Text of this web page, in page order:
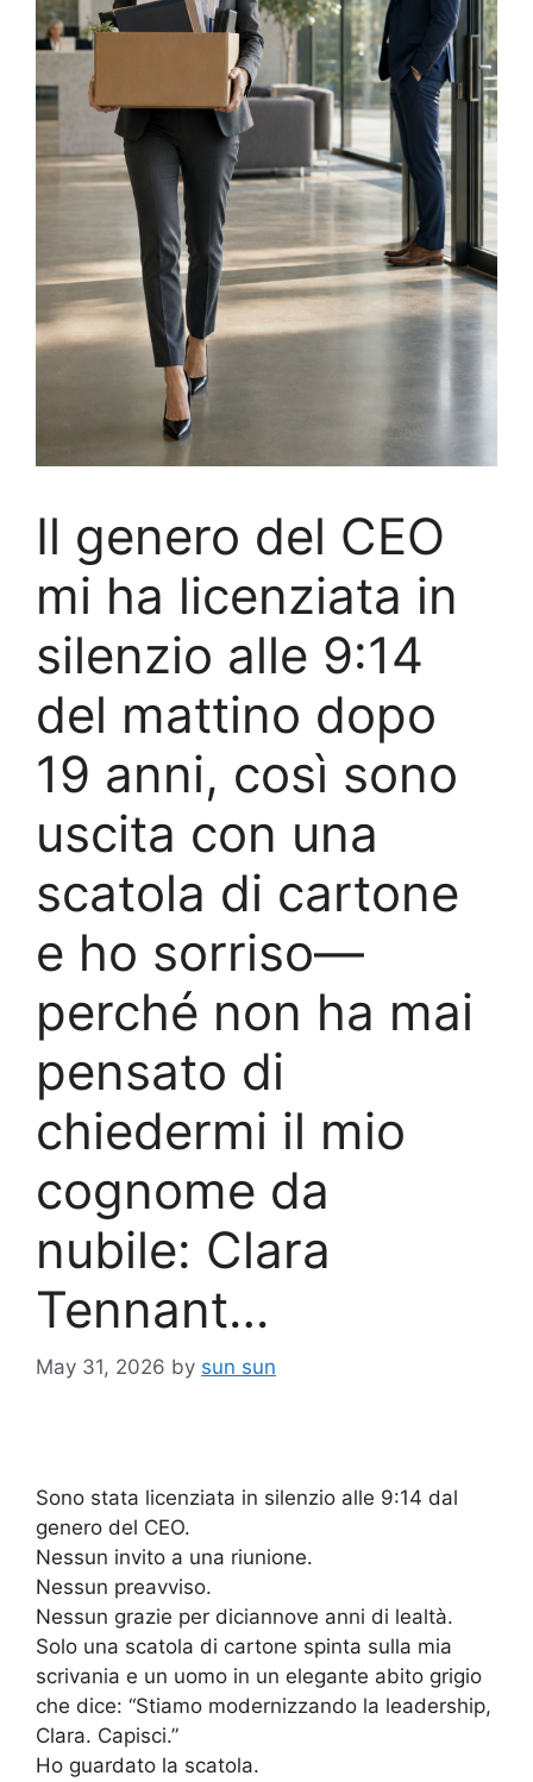
Il genero del CEO
mi ha licenziata in
silenzio alle 9:14
del mattino dopo
19 anni, così sono
uscita con una
scatola di cartone
e ho sorriso—
perché non ha mai
pensato di
chiedermi il mio
cognome da
nubile: Clara
Tennant…
May 31, 2026 by sun sun
Sono stata licenziata in silenzio alle 9:14 dal
genero del CEO.
Nessun invito a una riunione.
Nessun preavviso.
Nessun grazie per diciannove anni di lealtà.
Solo una scatola di cartone spinta sulla mia
scrivania e un uomo in un elegante abito grigio
che dice: “Stiamo modernizzando la leadership,
Clara. Capisci.”
Ho guardato la scatola.